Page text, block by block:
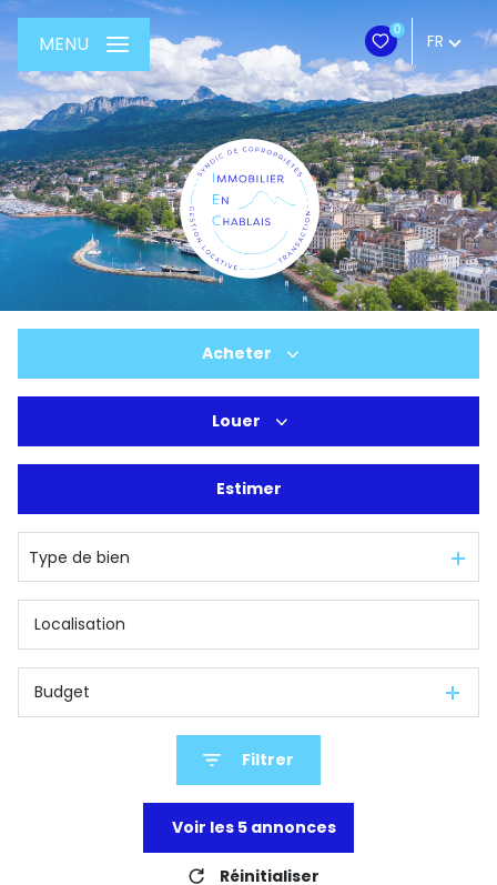
0
FR
MENU
Acheter
Du neuf
Louer
De l'immo pro
Estimer
Type de bien
Budget
Filtrer
Voir les 5 annonces
Réinitialiser